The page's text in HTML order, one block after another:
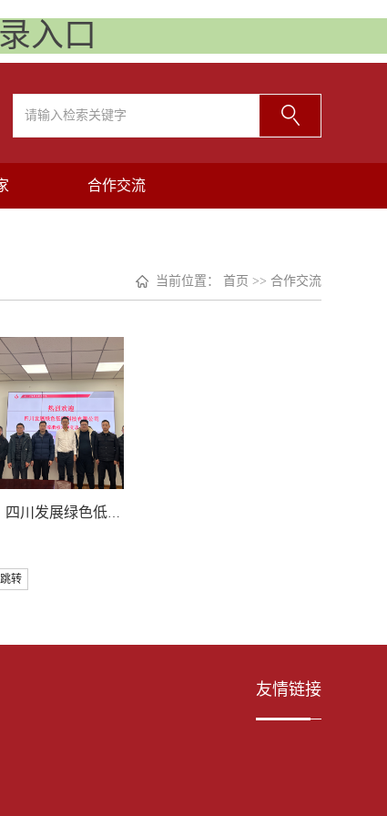
入口
合作交流
当前位置： 首页 >> 合作交流
四川发展绿色低碳...
跳转
友情链接